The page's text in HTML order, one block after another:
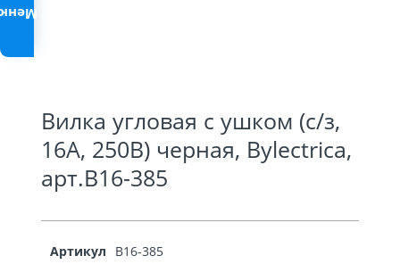
Вилка угловая с ушком (с/з,
16А, 250В) черная, Bylectrica,
арт.В16-385
Артикул
В16-385